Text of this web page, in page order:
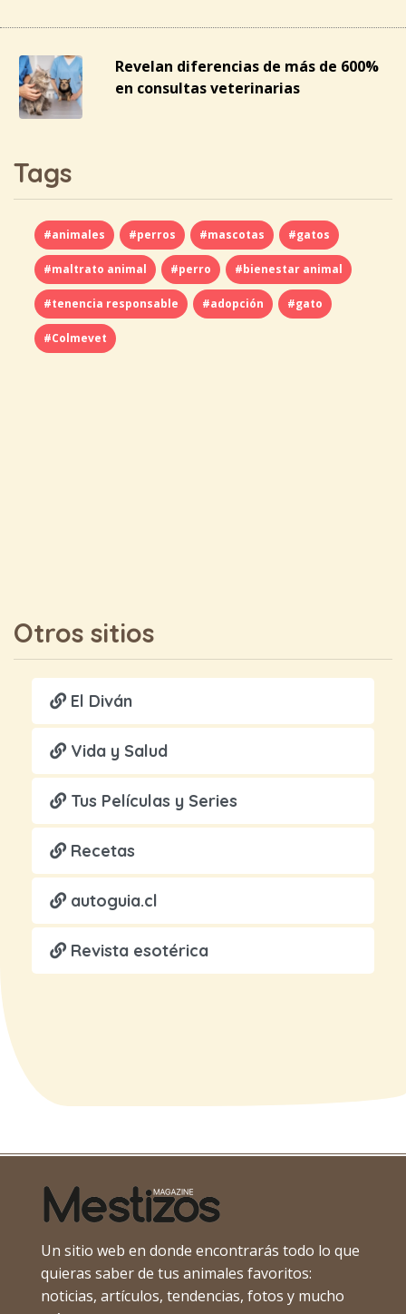
Revelan diferencias de más de 600%
en consultas veterinarias
Tags
#animales #perros #mascotas #gatos
#maltrato animal #perro #bienestar animal
#tenencia responsable #adopción #gato
#Colmevet
Otros sitios
El Diván
Vida y Salud
Tus Películas y Series
Recetas
autoguia.cl
Revista esotérica
Un sitio web en donde encontrarás todo lo que
quieras saber de tus animales favoritos:
noticias, artículos, tendencias, fotos y mucho